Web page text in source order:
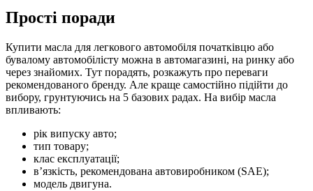
Прості поради
Купити масла для легкового автомобіля початківцю або
бувалому автомобілісту можна в автомагазині, на ринку або
через знайомих. Тут порадять, розкажуть про переваги
рекомендованого бренду. Але краще самостійно підійти до
вибору, грунтуючись на 5 базових радах. На вибір масла
впливають:
рік випуску авто;
тип товару;
клас експлуатації;
в’язкість, рекомендована автовиробником (SAE);
модель двигуна.